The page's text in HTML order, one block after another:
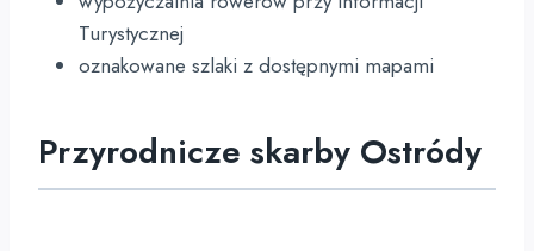
Turystycznej
oznakowane szlaki z dostępnymi mapami
Przyrodnicze skarby Ostródy